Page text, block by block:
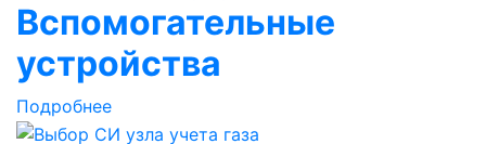
Вспомогательные
устройства
Подробнее